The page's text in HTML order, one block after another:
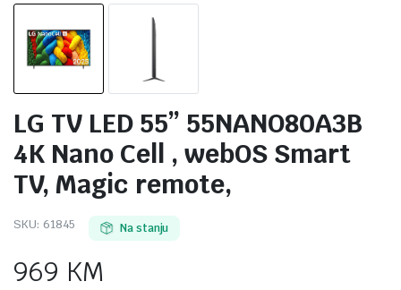
LG TV LED 55” 55NANO80A3B
4K Nano Cell , webOS Smart
TV, Magic remote,
SKU: 61845 Na stanju
969 KM